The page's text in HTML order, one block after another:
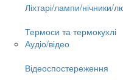
Ліхтарі/лампи/нічники/
Термоси та термокухлі
Аудіо/відео
Відеоспостереження